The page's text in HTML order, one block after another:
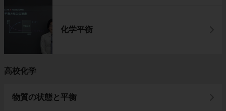
化学平衡
高校化学
物質の状態と平衡